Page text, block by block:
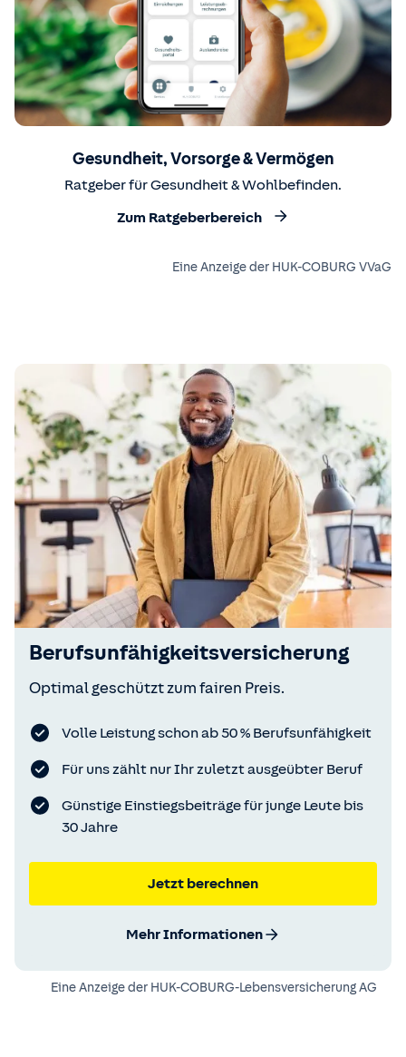
Gesundheit, Vorsorge & Vermögen
Ratgeber für Gesundheit & Wohlbefinden.
Zum Ratgeberbereich
Eine Anzeige der HUK-COBURG VVaG
Berufsunfähigkeitsversicherung
Optimal geschützt zum fairen Preis.
Volle Leistung schon ab 50 % Berufsunfähigkeit
Für uns zählt nur Ihr zuletzt ausgeübter Beruf
Günstige Einstiegsbeiträge für junge Leute bis
30 Jahre
Jetzt berechnen
Mehr Informationen
Eine Anzeige der HUK-COBURG-Lebensversicherung AG